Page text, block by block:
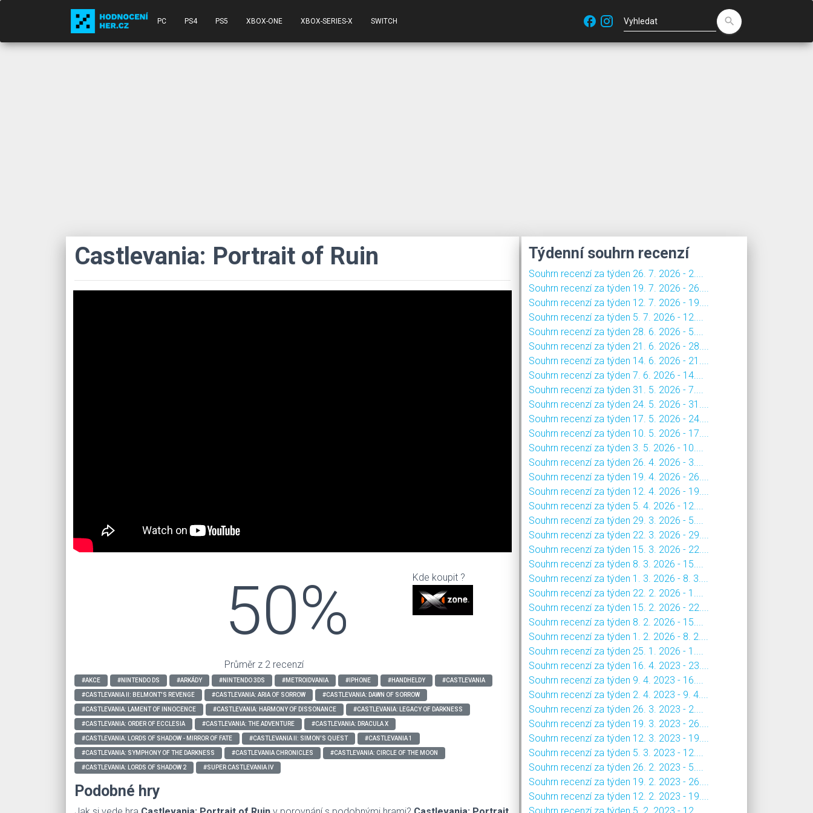
PC PS4 PS5 XBOX-ONE XBOX-SERIES-X SWITCH facebook search
Castlevania: Portrait of Ruin
50%
Průměr z 2 recenzí
Kde koupit ?
#AKCE #NINTENDO DS #ARKÁDY #NINTENDO 3DS #METROIDVANIA #IPHONE #HANDHELDY #CASTLEVANIA
#CASTLEVANIA II: BELMONT'S REVENGE #CASTLEVANIA: ARIA OF SORROW #CASTLEVANIA: DAWN OF SORROW
#CASTLEVANIA: LAMENT OF INNOCENCE #CASTLEVANIA: HARMONY OF DISSONANCE #CASTLEVANIA: LEGACY OF DARKNESS
#CASTLEVANIA: ORDER OF ECCLESIA #CASTLEVANIA: THE ADVENTURE #CASTLEVANIA: DRACULA X
#CASTLEVANIA: LORDS OF SHADOW - MIRROR OF FATE #CASTLEVANIA II: SIMON'S QUEST #CASTLEVANIA 1
#CASTLEVANIA: SYMPHONY OF THE DARKNESS #CASTLEVANIA CHRONICLES #CASTLEVANIA: CIRCLE OF THE MOON
#CASTLEVANIA: LORDS OF SHADOW 2 #SUPER CASTLEVANIA IV
Podobné hry
Týdenní souhrn recenzí
Souhrn recenzí za týden 26. 7. 2026 - 2....
Souhrn recenzí za týden 19. 7. 2026 - 26....
Souhrn recenzí za týden 12. 7. 2026 - 19....
Souhrn recenzí za týden 5. 7. 2026 - 12....
Souhrn recenzí za týden 28. 6. 2026 - 5....
Souhrn recenzí za týden 21. 6. 2026 - 28....
Souhrn recenzí za týden 14. 6. 2026 - 21....
Souhrn recenzí za týden 7. 6. 2026 - 14....
Souhrn recenzí za týden 31. 5. 2026 - 7....
Souhrn recenzí za týden 24. 5. 2026 - 31....
Souhrn recenzí za týden 17. 5. 2026 - 24....
Souhrn recenzí za týden 10. 5. 2026 - 17....
Souhrn recenzí za týden 3. 5. 2026 - 10....
Souhrn recenzí za týden 26. 4. 2026 - 3....
Souhrn recenzí za týden 19. 4. 2026 - 26....
Souhrn recenzí za týden 12. 4. 2026 - 19....
Souhrn recenzí za týden 5. 4. 2026 - 12....
Souhrn recenzí za týden 29. 3. 2026 - 5....
Souhrn recenzí za týden 22. 3. 2026 - 29....
Souhrn recenzí za týden 15. 3. 2026 - 22....
Souhrn recenzí za týden 8. 3. 2026 - 15....
Souhrn recenzí za týden 1. 3. 2026 - 8. 3....
Souhrn recenzí za týden 22. 2. 2026 - 1....
Souhrn recenzí za týden 15. 2. 2026 - 22....
Souhrn recenzí za týden 8. 2. 2026 - 15....
Souhrn recenzí za týden 1. 2. 2026 - 8. 2....
Souhrn recenzí za týden 25. 1. 2026 - 1....
Souhrn recenzí za týden 16. 4. 2023 - 23....
Souhrn recenzí za týden 9. 4. 2023 - 16....
Souhrn recenzí za týden 2. 4. 2023 - 9. 4....
Souhrn recenzí za týden 26. 3. 2023 - 2....
Souhrn recenzí za týden 19. 3. 2023 - 26....
Souhrn recenzí za týden 12. 3. 2023 - 19....
Souhrn recenzí za týden 5. 3. 2023 - 12....
Souhrn recenzí za týden 26. 2. 2023 - 5....
Souhrn recenzí za týden 19. 2. 2023 - 26....
Souhrn recenzí za týden 12. 2. 2023 - 19....